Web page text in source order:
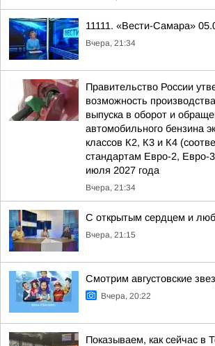
11111. «Вести-Самара»
Вчера, 21:34
Правительство России
возможность
выпуска в оборот и
автомобильного бензина
классов К2, К3 и К4
стандартам Евро-2, Евро-
июля 2027 года
Вчера, 21:34
С открытым сердцем и
Вчера, 21:15
Смотрим августовские
Вчера, 20:22
Показываем, как сейчас в